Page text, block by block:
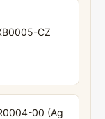
CZ
00 (Ag